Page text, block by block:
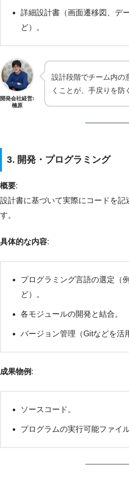
詳細設計書（画面遷移図、デ
ど）。
開発会社経営:
楠原
設計段階でチーム内の
くことが、手戻りを防
3. 開発・プログラミング
概要:
設計書に基づいて実際にコードを記
す。
具体的な内容:
プログラミング言語の選定（
ど）。
各モジュールの開発と結合。
バージョン管理（Gitなどを活
成果物例 :
ソースコード。
プログラムの実行可能ファイル